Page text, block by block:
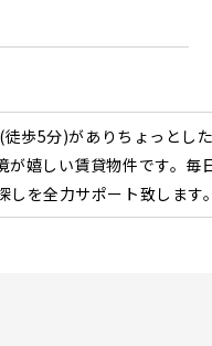
歩5分)がありちょっとし
が嬉しい賃貸物件です。
を全力サポート致します。